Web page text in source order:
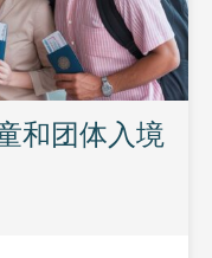
和团体入境